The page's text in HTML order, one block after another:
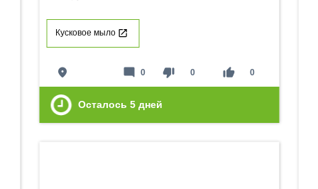
Кусковое мыло
place thumb_down 0 thumb_up 0
mode_comment 0
Осталось 5 дней